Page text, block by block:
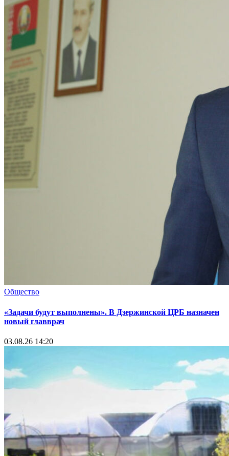
Общество
«Задачи будут выполнены». В Дзержинской ЦРБ назначен
новый главврач
03.08.26 14:20